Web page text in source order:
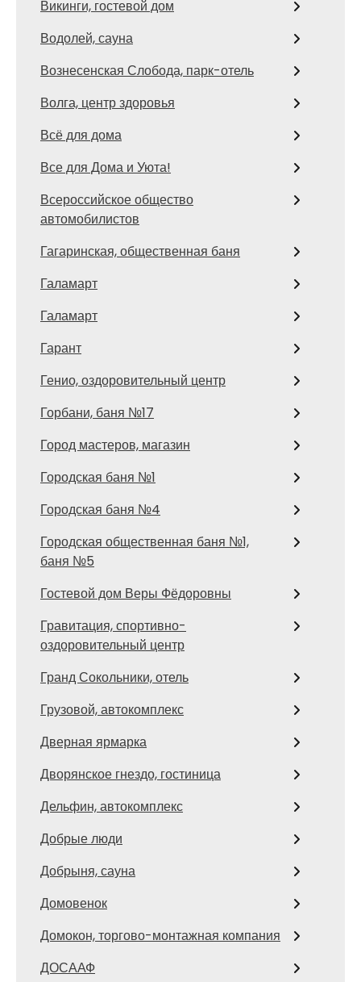
Викинги, гостевой дом
Водолей, сауна
Вознесенская Слобода, парк-отель
Волга, центр здоровья
Всё для дома
Все для Дома и Уюта!
Всероссийское общество
автомобилистов
Гагаринская, общественная баня
Галамарт
Галамарт
Гарант
Генио, оздоровительный центр
Горбани, баня №17
Город мастеров, магазин
Городская баня №1
Городская баня №4
Городская общественная баня №1,
баня №5
Гостевой дом Веры Фёдоровны
Гравитация, спортивно-
оздоровительный центр
Гранд Сокольники, отель
Грузовой, автокомплекс
Дверная ярмарка
Дворянское гнездо, гостиница
Дельфин, автокомплекс
Добрые люди
Добрыня, сауна
Домовенок
Домокон, торгово-монтажная компания
ДОСААФ